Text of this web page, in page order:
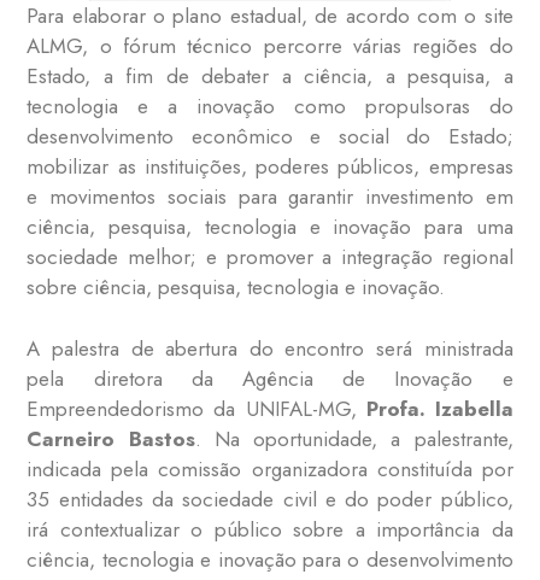
Para elaborar o plano estadual, de acordo com o site
ALMG, o fórum técnico percorre várias regiões do
Estado, a fim de debater a ciência, a pesquisa, a
tecnologia e a inovação como propulsoras do
desenvolvimento econômico e social do Estado;
mobilizar as instituições, poderes públicos, empresas
e movimentos sociais para garantir investimento em
ciência, pesquisa, tecnologia e inovação para uma
sociedade melhor; e promover a integração regional
sobre ciência, pesquisa, tecnologia e inovação.
A palestra de abertura do encontro será ministrada
pela diretora da Agência de Inovação e
Empreendedorismo da UNIFAL-MG, Profa. Izabella
Carneiro Bastos. Na oportunidade, a palestrante,
indicada pela comissão organizadora constituída por
35 entidades da sociedade civil e do poder público,
irá contextualizar o público sobre a importância da
ciência, tecnologia e inovação para o desenvolvimento